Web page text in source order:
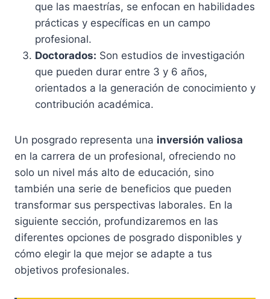
que las maestrías, se enfocan en habilidades
prácticas y específicas en un campo
profesional.
Doctorados: Son estudios de investigación
que pueden durar entre 3 y 6 años,
orientados a la generación de conocimiento y
contribución académica.
Un posgrado representa una inversión valiosa
en la carrera de un profesional, ofreciendo no
solo un nivel más alto de educación, sino
también una serie de beneficios que pueden
transformar sus perspectivas laborales. En la
siguiente sección, profundizaremos en las
diferentes opciones de posgrado disponibles y
cómo elegir la que mejor se adapte a tus
objetivos profesionales.